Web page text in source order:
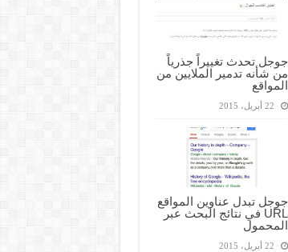
جوجل تحدث تغييراً جذرياً
من شأنه تدمير الملايين من
المواقع
22 أبريل، 2015
جوجل تبدل عناوين المواقع
URL في نتائج البحث عبر
المحمول
22 أبريل، 2015